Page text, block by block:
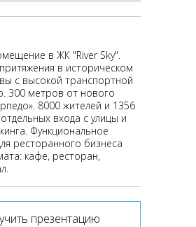
в ЖК "River Sky".
в историческом
с высокой транспортной
300 метров от нового
8000 жителей и 1356
входа с улицы и
Функциональное
ресторанного бизнеса
кафе, ресторан,
презентацию